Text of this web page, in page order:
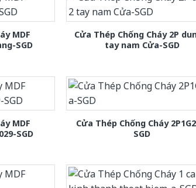
MDF
SGD
Cửa Thép Chống Cháy 2P
tay nam Cửa-SGD
MDF
SGD
Cửa Thép Chống Cháy
SGD